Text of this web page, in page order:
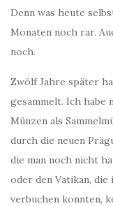
Denn was heute
Monaten noch rar.
noch.
Zwölf Jahre später
gesammelt. Ich habe
Münzen als
durch die neuen
die man noch nicht
oder den Vatikan,
verbuchen konnten,